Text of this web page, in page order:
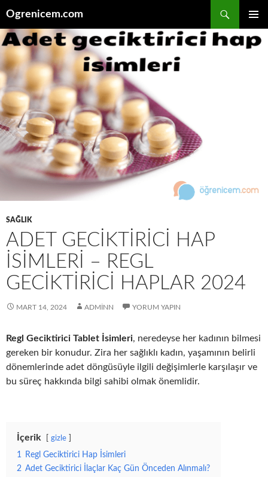
Ogrenicem.com
MENÜ
SAĞLIK
ADET GECIKTIRICI HAP
İSIMLERI – REGL
GECIKTIRICI HAPLAR 2024
MART 14, 2024 ADMINN YORUM YAPIN
Regl Geciktirici Tablet İsimleri, neredeyse her kadının bilmesi
gereken bir konudur. Zira her sağlıklı kadın, yaşamının belirli
dönemlerinde adet döngüsüyle ilgili değişimlerle karşılaşır ve
bu süreç hakkında bilgi sahibi olmak önemlidir.
İçerik gizle
1 Regl Geciktirici Hap İsimleri
2 Adet Geciktirici İlaçlar Kaç Gün Önceden Alınmalı?